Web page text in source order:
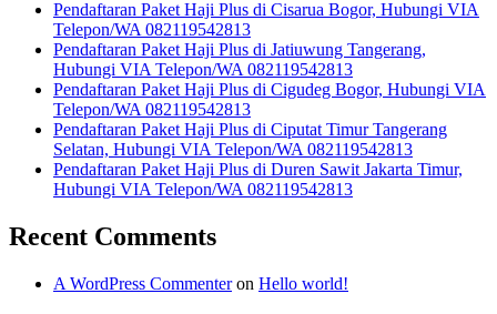
Pendaftaran Paket Haji Plus di Cisarua Bogor, Hubungi VIA
Telepon/WA 082119542813
Pendaftaran Paket Haji Plus di Jatiuwung Tangerang,
Hubungi VIA Telepon/WA 082119542813
Pendaftaran Paket Haji Plus di Cigudeg Bogor, Hubungi VIA
Telepon/WA 082119542813
Pendaftaran Paket Haji Plus di Ciputat Timur Tangerang
Selatan, Hubungi VIA Telepon/WA 082119542813
Pendaftaran Paket Haji Plus di Duren Sawit Jakarta Timur,
Hubungi VIA Telepon/WA 082119542813
Recent Comments
A WordPress Commenteron Hello world!